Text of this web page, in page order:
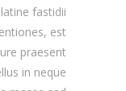
fastidii
est
praesent.
in neque